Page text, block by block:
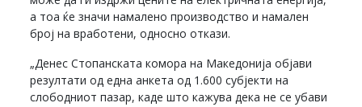
а тоа ќе значи намалено производство и намален
број на вработени, односно откази.
„Денес Стопанската комора на Македонија објави
резултати од една анкета од 1.600 субјекти на
слободниот пазар, каде што кажува дека не се убави